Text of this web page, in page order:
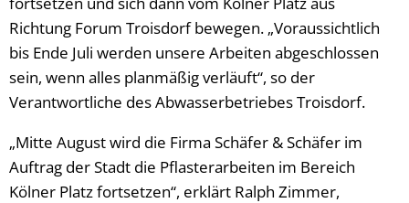
Richtung Forum Troisdorf bewegen. „Voraussichtlich
bis Ende Juli werden unsere Arbeiten abgeschlossen
sein, wenn alles planmäßig verläuft“, so der
Verantwortliche des Abwasserbetriebes Troisdorf.
„Mitte August wird die Firma Schäfer & Schäfer im
Auftrag der Stadt die Pflasterarbeiten im Bereich
Kölner Platz fortsetzen“, erklärt Ralph Zimmer,